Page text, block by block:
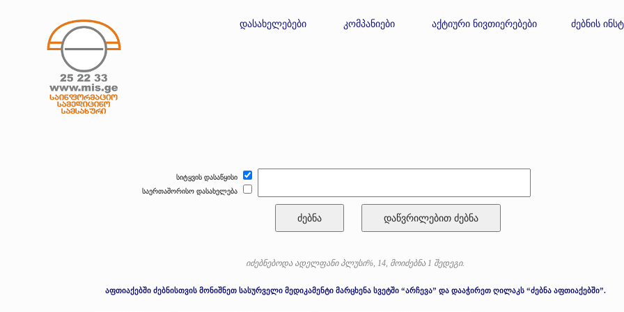
დასახელებები კომპანიები აქტიური ნივთიერებები ძებნის
სიტყვის დასაწყისი
საერთაშორისო დასახელება
ძებნა
იძებნებოდა ადელფანი პლუსი%, 14, მოიძებნა 1 შედეგი.
აფთიაქებში ძებნისთვის მონიშნეთ სასურველი მედიკამენტი მარცხენა სვეტში “არჩევა” და დააჭირეთ ღილაკს “ძებნა აფთიაქებში”.